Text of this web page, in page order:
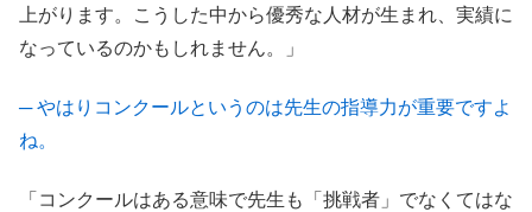
上がります。こうした中から優秀な人材が生まれ、実績に
なっているのかもしれません。」
─ やはりコンクールというのは先生の指導力が重要ですよ
ね。
「コンクールはある意味で先生も「挑戦者」でなくてはな